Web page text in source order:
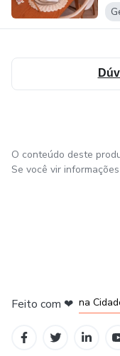
O conteúdo deste
Se você vir
Feito com ❤ na